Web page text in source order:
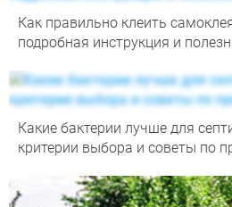
Как правильно клеить
подробная инструкция и
Какие бактерии лучше для
критерии выбора и советы по